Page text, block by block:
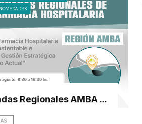
Regionales AMBA ...